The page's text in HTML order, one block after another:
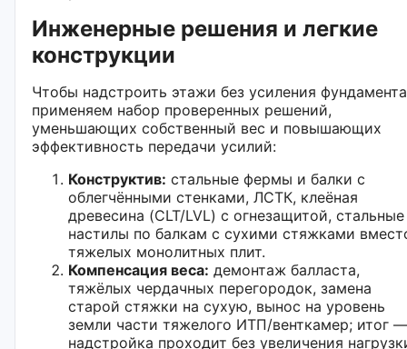
Инженерные решения и легкие
конструкции
Чтобы надстроить этажи без усиления
применяем набор проверенных решений,
уменьшающих собственный вес и повышающих
эффективность передачи усилий:
Конструктив: стальные фермы и балки с
облегчёнными стенками, ЛСТК, клеёная
древесина (CLT/LVL) с огнезащитой, стальные
настилы по балкам с сухими стяжками
тяжелых монолитных плит.
Компенсация веса: демонтаж балласта,
тяжёлых чердачных перегородок, замена
старой стяжки на сухую, вынос на уровень
земли части тяжелого ИТП/венткамер; итог —
надстройка проходит без увеличения